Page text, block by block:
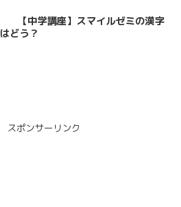
はどう？
スポンサーリンク